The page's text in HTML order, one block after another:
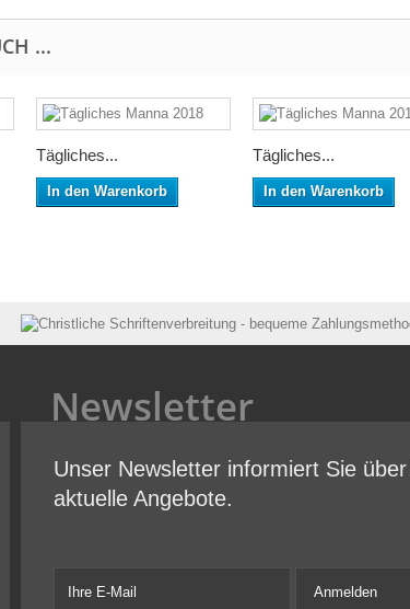
...
Tägliches...
In den Warenkorb
Tägliches...
In den Warenkorb
Newsletter
Unser Newsletter informiert Sie
aktuelle Angebote.